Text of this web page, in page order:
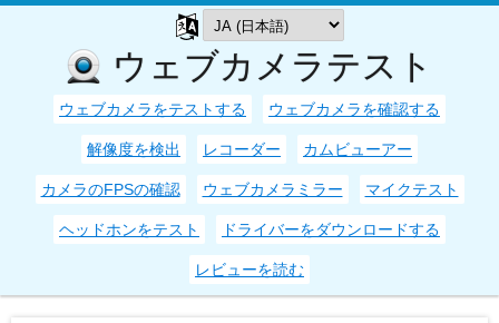
ウェブカメラテスト
ウェブカメラをテストする ウェブカメラを確認する
解像度を検出 レコーダー カムビューアー
カメラのFPSの確認 ウェブカメラミラー マイクテスト
ヘッドホンをテスト ドライバーをダウンロードする
レビューを読む